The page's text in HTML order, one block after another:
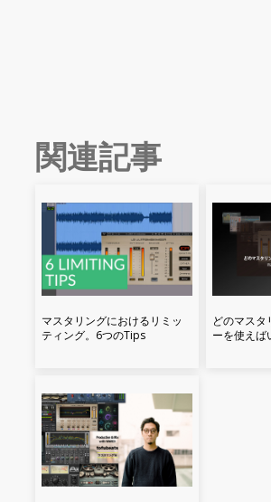
関連記事
マスタリングにおけるリミッ
ティング。6つのTips
どのマスタ
ーを使えば